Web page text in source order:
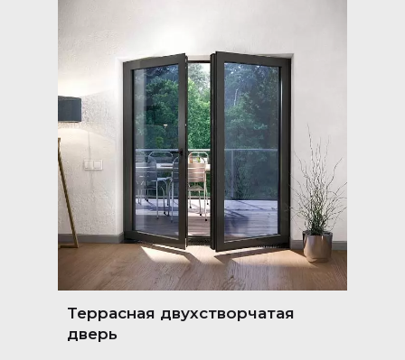
Террасная двухстворчатая
дверь